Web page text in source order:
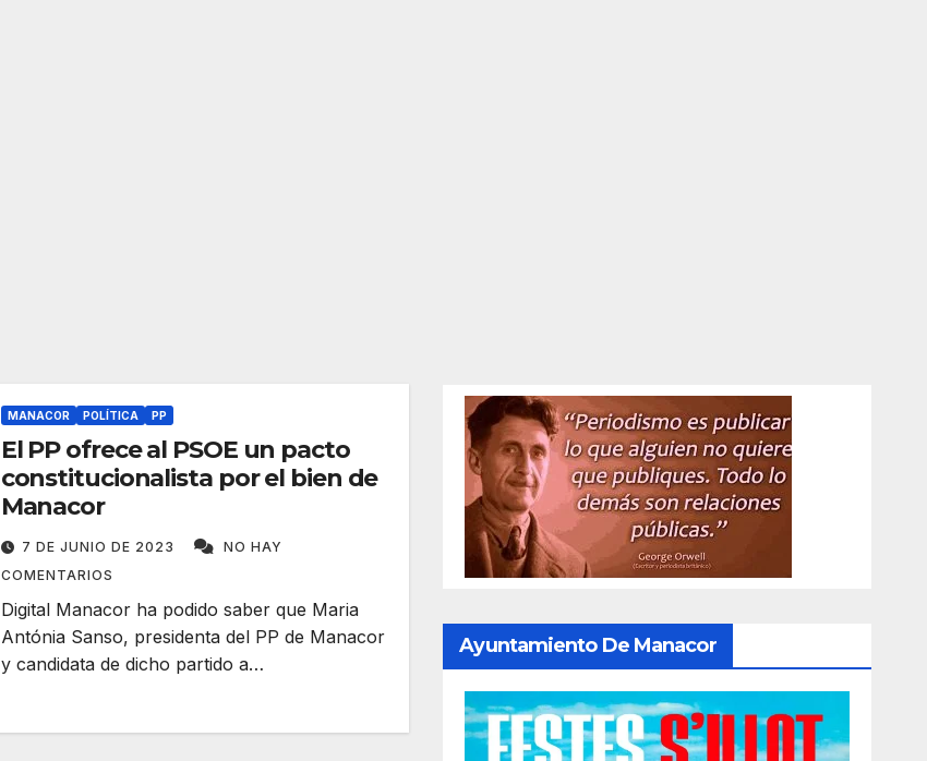
MANACOR POLÍTICA PP
El PP ofrece al PSOE un pacto
constitucionalista por el bien de
Manacor
7 DE JUNIO DE 2023
NO HAY
COMENTARIOS
Digital Manacor ha podido saber que Maria
Antónia Sanso, presidenta del PP de Manacor
y candidata de dicho partido a…
Ayuntamiento De Manacor